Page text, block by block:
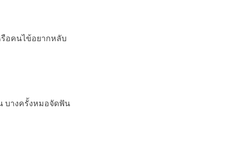
รือคนไข้อยากหลับ
บางครั้งหมอจัดฟัน